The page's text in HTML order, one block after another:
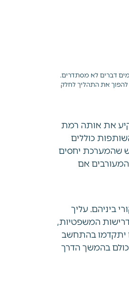
דברים לא מסתדרים.
להפוך את התהליך לחלק
את אותה רמת
כוללים
שהמערכת יחסים
אם
ביניהם. עליך
המשפטיות,
יתקדמו בהתחשב
כולם בהמשך הדרך